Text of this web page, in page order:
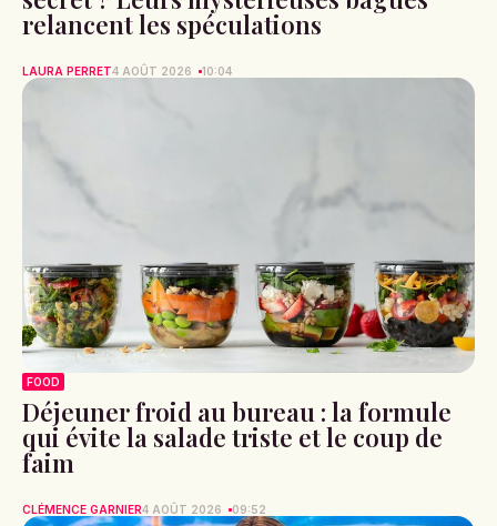
relancent les spéculations
LAURA PERRET4 AOÛT 2026 10:04
FOOD
Déjeuner froid au bureau : la formule
qui évite la salade triste et le coup de
faim
CLÉMENCE GARNIER4 AOÛT 2026 09:52